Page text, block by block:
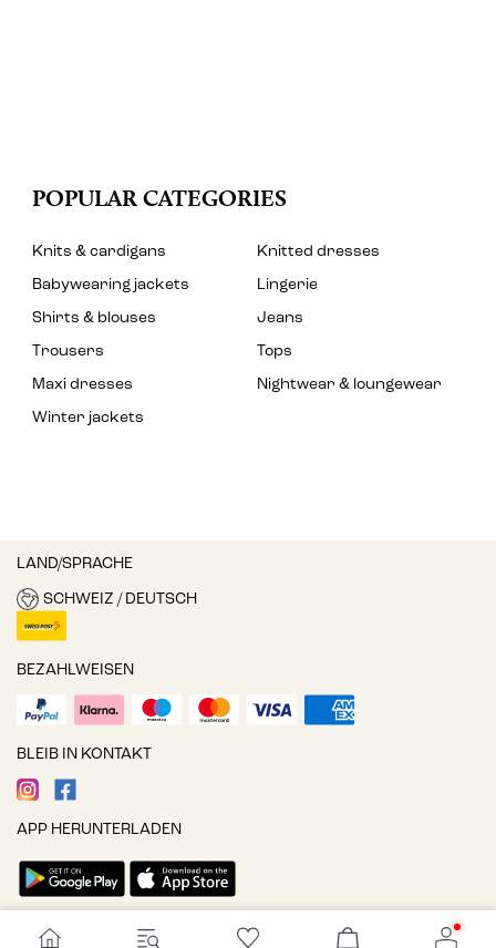
POPULAR CATEGORIES
Knits & cardigans
Knitted dresses
Babywearing jackets
Lingerie
Shirts & blouses
Jeans
Trousers
Tops
Maxi dresses
Nightwear & loungewear
Winter jackets
LAND/SPRACHE
SCHWEIZ / DEUTSCH
BEZAHLWEISEN
BLEIB IN KONTAKT
APP HERUNTERLADEN